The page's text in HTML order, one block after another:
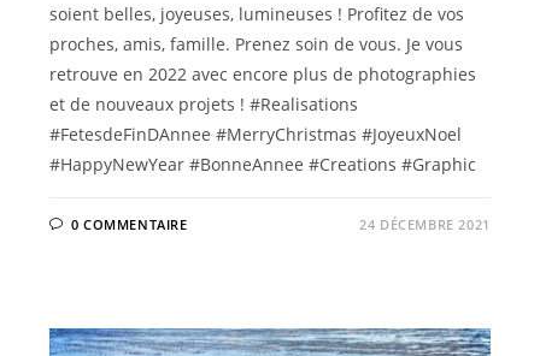
soient belles, joyeuses, lumineuses ! Profitez de vos
proches, amis, famille. Prenez soin de vous. Je vous
retrouve en 2022 avec encore plus de photographies
et de nouveaux projets ! #Realisations
#FetesdeFinDAnnee #MerryChristmas #JoyeuxNoel
#HappyNewYear #BonneAnnee #Creations #Graphic
0 COMMENTAIRE 24 DÉCEMBRE 2021